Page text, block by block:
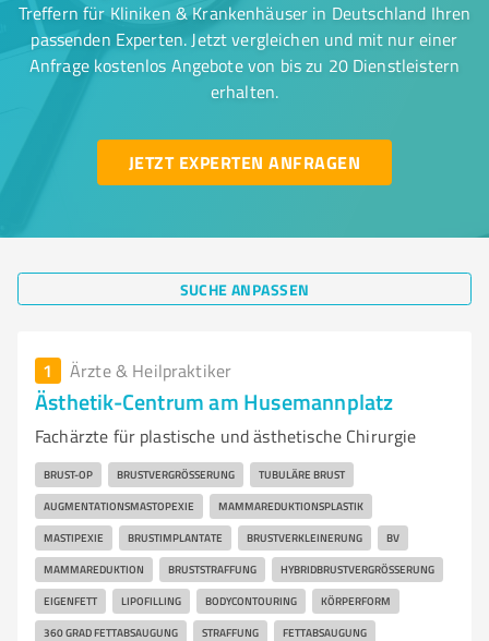
Treffern für Kliniken & Krankenhäuser in Deutschland Ihren
passenden Experten. Jetzt vergleichen und mit nur einer
Anfrage kostenlos Angebote von bis zu 20 Dienstleistern
erhalten.
JETZT EXPERTEN ANFRAGEN
SUCHE ANPASSEN
1 Ärzte & Heilpraktiker
Ästhetik-Centrum am Husemannplatz
Fachärzte für plastische und ästhetische Chirurgie
BRUST-OP BRUSTVERGRÖSSERUNG TUBULÄRE BRUST
AUGMENTATIONSMASTOPEXIE MAMMAREDUKTIONSPLASTIK
MASTIPEXIE BRUSTIMPLANTATE BRUSTVERKLEINERUNG BV
MAMMAREDUKTION BRUSTSTRAFFUNG HYBRIDBRUSTVERGRÖSSERUNG
EIGENFETT LIPOFILLING BODYCONTOURING KÖRPERFORM
360 GRAD FETTABSAUGUNG STRAFFUNG FETTABSAUGUNG